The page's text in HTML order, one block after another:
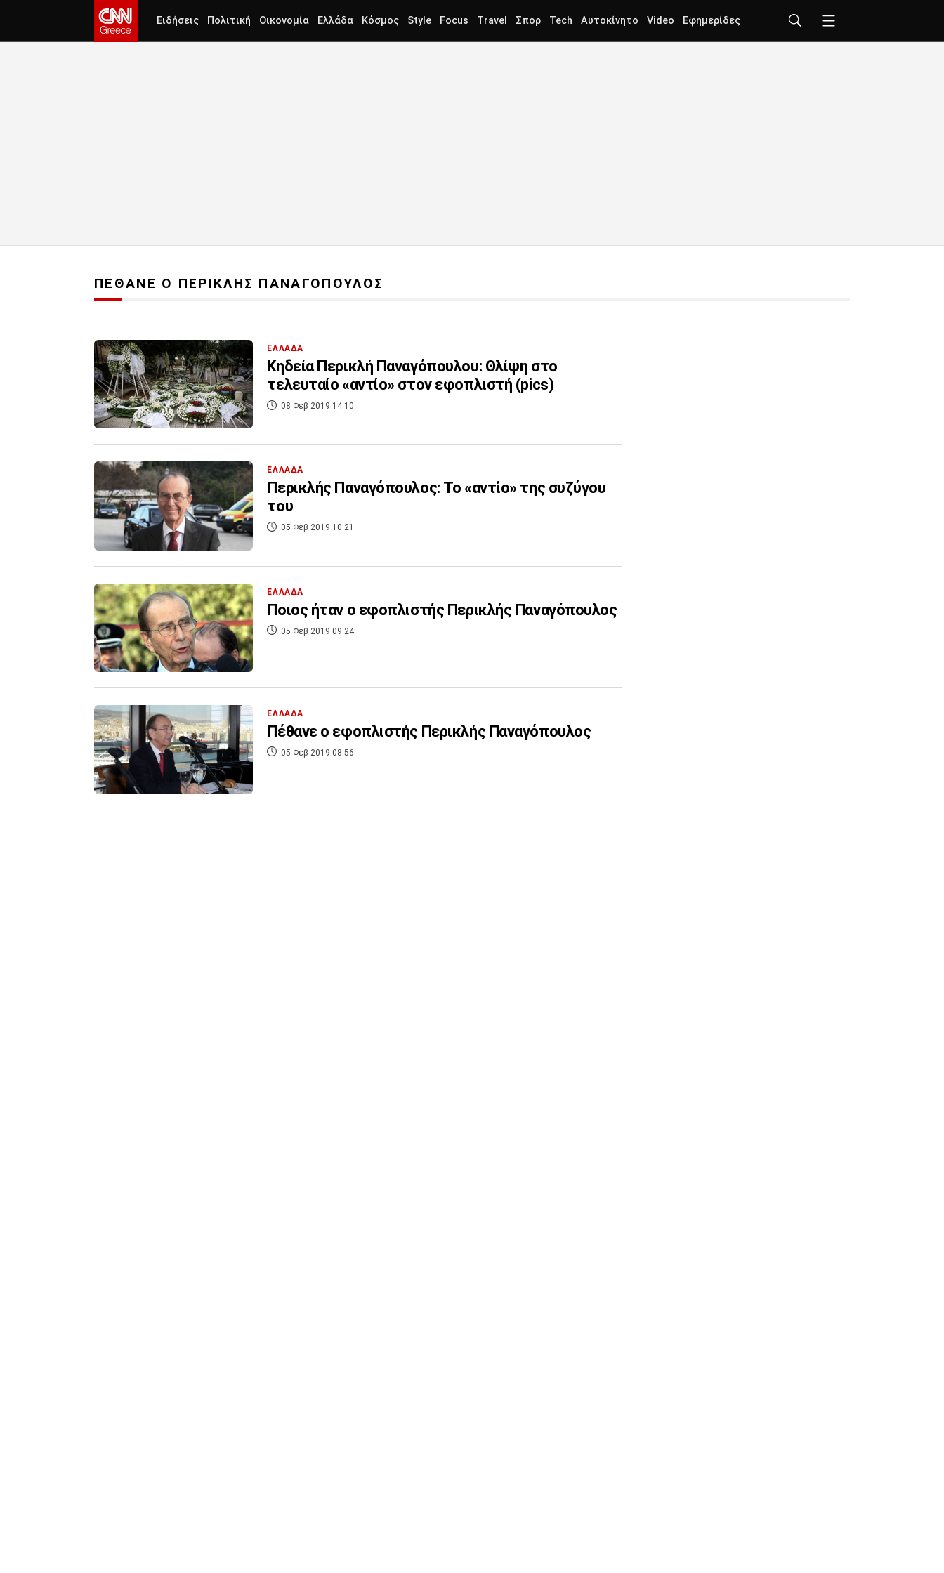
Ειδήσεις Πολιτική Οικονομία Ελλάδα Κόσμος Style Focus Travel Σπορ Tech Αυτοκίνητο Video Εφημερίδες
ΠΕΘΑΝΕ Ο ΠΕΡΙΚΛΗΣ ΠΑΝΑΓΟΠΟΥΛΟΣ
ΕΛΛΑΔΑ
Κηδεία Περικλή Παναγόπουλου: Θλίψη στο
τελευταίο «αντίο» στον εφοπλιστή (pics)
08 Φεβ 2019 14:10
ΕΛΛΑΔΑ
Περικλής Παναγόπουλος: Το «αντίο» της συζύγου
του
05 Φεβ 2019 10:21
ΕΛΛΑΔΑ
Ποιος ήταν ο εφοπλιστής Περικλής Παναγόπουλος
05 Φεβ 2019 09:24
ΕΛΛΑΔΑ
Πέθανε ο εφοπλιστής Περικλής Παναγόπουλος
05 Φεβ 2019 08:56